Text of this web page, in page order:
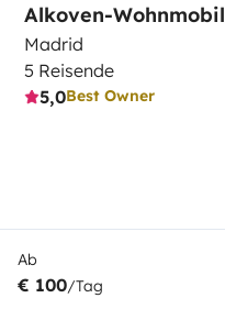
Alkoven-Wohnmobil
Madrid
5 Reisende
5,0Best Owner
Ab
€ 100/Tag